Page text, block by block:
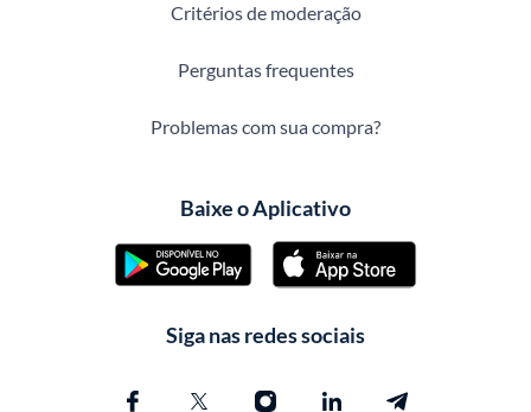
Critérios de moderação
Perguntas frequentes
Problemas com sua compra?
Baixe o Aplicativo
Siga nas redes sociais